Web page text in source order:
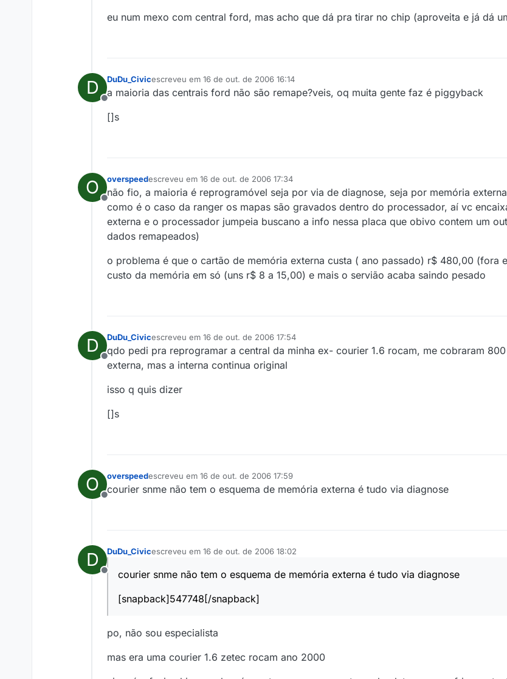
eu num mexo com central ford, mas acho que dá pra tirar no chip (aproveita e já dá
D
Offline
DuDu_Civicescreveu em 16 de out. de 2006 16:14
última edição por
a maioria das centrais ford não são remape?veis, oq muita gente faz é piggyback
[]s
O
Offline
overspeedescreveu em 16 de out. de 2006 17:34
última edição por
não fio, a maioria é reprogramóvel seja por via de diagnose, seja por memória
como é o caso da ranger os mapas são gravados dentro do processador, aí vc
externa e o processador jumpeia buscano a info nessa placa que obivo contem um
dados remapeados)
o problema é que o cartão de memória externa custa ( ano passado) r$ 480,00 (fora
custo da memória em só (uns r$ 8 a 15,00) e mais o servião acaba saindo pesado
D
Offline
DuDu_Civicescreveu em 16 de out. de 2006 17:54
última edição por
qdo pedi pra reprogramar a central da minha ex- courier 1.6 rocam, me cobraram
externa, mas a interna continua original
isso q quis dizer
[]s
O
Offline
overspeedescreveu em 16 de out. de 2006 17:59
última edição por
courier snme não tem o esquema de memória externa é tudo via diagnose
D
Offline
DuDu_Civicescreveu em 16 de out. de 2006 18:02
última edição por
courier snme não tem o esquema de memória externa é tudo via diagnose
[snapback]547748[/snapback]
po, não sou especialista
mas era uma courier 1.6 zetec rocam ano 2000